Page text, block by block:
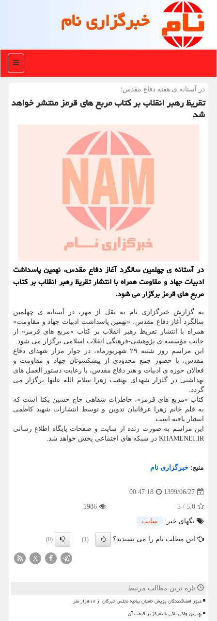
خبرگزاری نام
منو
در آستانه ی هفته دفاع مقدس؛
تقریظ رهبر انقلاب بر كتاب مربع های قرمز منتشر خواهد
شد
در آستانه ی چهلمین سالگرد آغاز دفاع مقدس، نهمین پاسداشت
ادبیات جهاد و مقاومت همراه با انتشار تقریظ رهبر انقلاب بر كتاب
مربع های قرمز برگزار می شود.
به گزارش خبرگزاری نام به نقل از مهر، در آستانه ی چهلمین
سالگرد آغاز دفاع مقدس، «نهمین پاسداشت ادبیات جهاد و مقاومت»
همراه با انتشار تقریظ رهبر انقلاب بر کتاب «مربع های قرمز» از
جانب مؤسسه ی پژوهشی-فرهنگی انقلاب اسلامی برگزار می شود.
این مراسم روز شنبه ۲۹ شهریورماه، در جوار مزار شهدای دفاع
مقدس، با حضور جمع محدودی از پیشکسوتان جهاد و مقاومت و
فعالان حوزه ی ادبیات و هنر دفاع مقدس، با رعایت دستور العمل های
بهداشتی در گلزار شهدای بهشت زهرا سلام الله علیها برگزار می
گردد.
کتاب «مربع های قرمز»، خاطرات شفاهی حاج حسین یکتا است که
به قلم خانم زهرا عرفانیان تدوین و توسط انتشارات شهید کاظمی
انتشار یافته است.
این مراسم به صورت زنده از سایت و صفحات پایگاه اطلاع رسانی
KHAMENEI.IR در شبکه های اجتماعی پخش خواهد شد.
منبع: خبرگزاری نام
1399/06/27
00:47:18
5.0
/
5
1986
تگهای خبر:
سایت
این مطلب نام را می پسندید؟ (1)
(0)
X
تازه ترین مطالب مرتبط
عبور امضاکنندگان پویش حامیان بیانیه مجلس خبرگان از ۱۷هزار نفر
بهترین واکی تاکی با تمرکز بر قیمت آن